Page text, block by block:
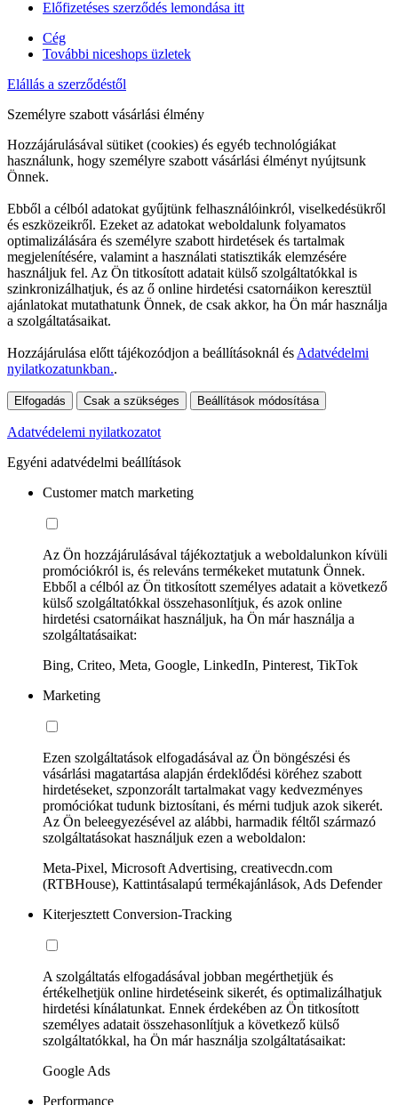
Előfizetéses szerződés lemondása itt
Cég
További niceshops üzletek
Elállás a szerződéstől
Személyre szabott vásárlási élmény
Hozzájárulásával sütiket (cookies) és egyéb technológiákat
használunk, hogy személyre szabott vásárlási élményt nyújtsunk
Önnek.
Ebből a célból adatokat gyűjtünk felhasználóinkról, viselkedésükről
és eszközeikről. Ezeket az adatokat weboldalunk folyamatos
optimalizálására és személyre szabott hirdetések és tartalmak
megjelenítésére, valamint a használati statisztikák elemzésére
használjuk fel. Az Ön titkosított adatait külső szolgáltatókkal is
szinkronizálhatjuk, és az ő online hirdetési csatornáikon keresztül
ajánlatokat mutathatunk Önnek, de csak akkor, ha Ön már használja
a szolgáltatásaikat.
Hozzájárulása előtt tájékozódjon a beállításoknál és Adatvédelmi
nyilatkozatunkban..
Elfogadás Csak a szükséges Beállítások módosítása
Adatvédelemi nyilatkozatot
Egyéni adatvédelmi beállítások
Customer match marketing
Az Ön hozzájárulásával tájékoztatjuk a weboldalunkon kívüli
promóciókról is, és releváns termékeket mutatunk Önnek.
Ebből a célból az Ön titkosított személyes adatait a következő
külső szolgáltatókkal összehasonlítjuk, és azok online
hirdetési csatornáikat használjuk, ha Ön már használja a
szolgáltatásaikat:
Bing, Criteo, Meta, Google, LinkedIn, Pinterest, TikTok
Marketing
Ezen szolgáltatások elfogadásával az Ön böngészési és
vásárlási magatartása alapján érdeklődési köréhez szabott
hirdetéseket, szponzorált tartalmakat vagy kedvezményes
promóciókat tudunk biztosítani, és mérni tudjuk azok sikerét.
Az Ön beleegyezésével az alábbi, harmadik féltől származó
szolgáltatásokat használjuk ezen a weboldalon:
Meta-Pixel, Microsoft Advertising, creativecdn.com
(RTBHouse), Kattintásalapú termékajánlások, Ads Defender
Kiterjesztett Conversion-Tracking
A szolgáltatás elfogadásával jobban megérthetjük és
értékelhetjük online hirdetéseink sikerét, és optimalizálhatjuk
hirdetési kínálatunkat. Ennek érdekében az Ön titkosított
személyes adatait összehasonlítjuk a következő külső
szolgáltatókkal, ha Ön már használja szolgáltatásaikat:
Google Ads
Performance